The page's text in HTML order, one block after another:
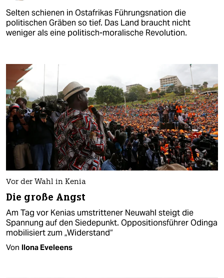
Selten schienen in Ostafrikas Führungsnation die
politischen Gräben so tief. Das Land braucht nicht
weniger als eine politisch-moralische Revolution.
Vor der Wahl in Kenia
Die große Angst
Am Tag vor Kenias umstrittener Neuwahl steigt die
Spannung auf den Siedepunkt. Oppositionsführer Odinga
mobilisiert zum „Widerstand“
Von Ilona Eveleens